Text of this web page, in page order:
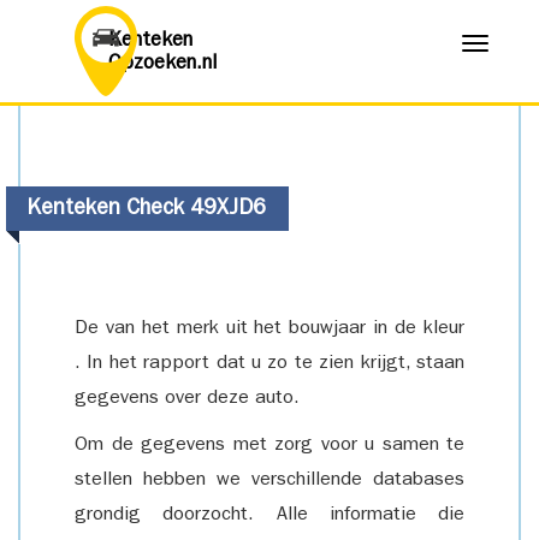
Kenteken
Opzoeken.nl
Menu
Kenteken Check 49XJD6
De van het merk uit het bouwjaar in de kleur
. In het rapport dat u zo te zien krijgt, staan
gegevens over deze auto.
Om de gegevens met zorg voor u samen te
stellen hebben we verschillende databases
grondig doorzocht. Alle informatie die